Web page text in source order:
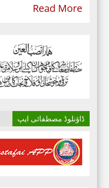
Read More
ڈاؤنلوڈ مصطفائی ایپ